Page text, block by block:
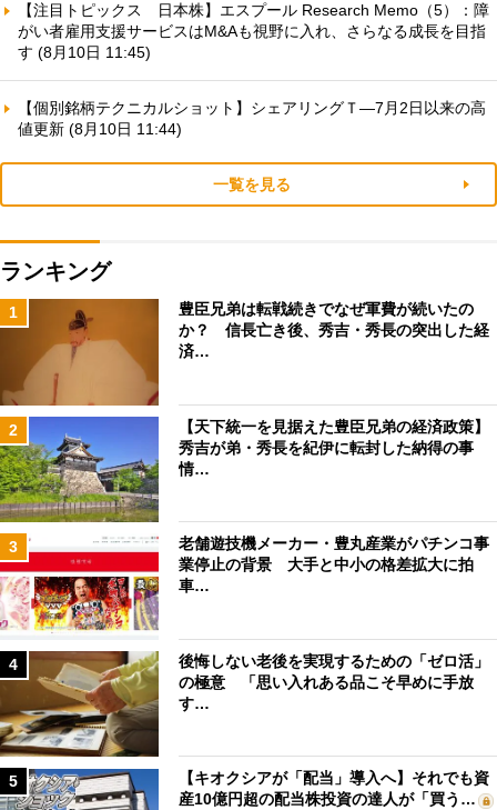
【注目トピックス 日本株】エスプール Research Memo（5）：障
がい者雇用支援サービスはM&Aも視野に入れ、さらなる成長を目指
す (8月10日 11:45)
【個別銘柄テクニカルショット】シェアリングＴ—7月2日以来の高
値更新 (8月10日 11:44)
一覧を見る
ランキング
1
豊臣兄弟は転戦続きでなぜ軍費が続いたの
か？ 信長亡き後、秀吉・秀長の突出した経
済…
2
【天下統一を見据えた豊臣兄弟の経済政策】
秀吉が弟・秀長を紀伊に転封した納得の事
情…
3
老舗遊技機メーカー・豊丸産業がパチンコ事
業停止の背景 大手と中小の格差拡大に拍
車…
4
後悔しない老後を実現するための「ゼロ活」
の極意 「思い入れある品こそ早めに手放
す…
5
【キオクシアが「配当」導入へ】それでも資
産10億円超の配当株投資の達人が「買う…